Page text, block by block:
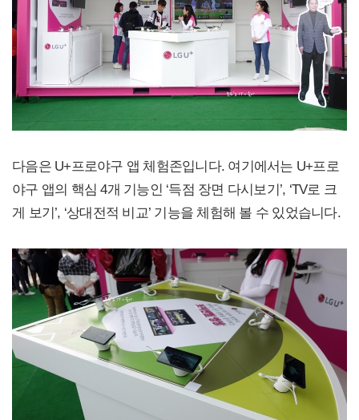
다음은 U+프로야구 앱 체험존입니다. 여기에서는 U+프로
야구 앱의 핵심 4개 기능인 ‘득점 장면 다시보기’, ‘TV로 크
게 보기’, ‘상대전적 비교’ 기능을 체험해 볼 수 있었습니다.